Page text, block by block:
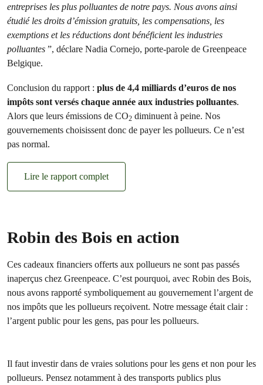
entreprises les plus polluantes de notre pays. Nous avons ainsi
étudié les droits d’émission gratuits, les compensations, les
exemptions et les réductions dont bénéficient les industries
polluantes ”, déclare Nadia Cornejo, porte-parole de Greenpeace
Belgique.
Conclusion du rapport : plus de 4,4 milliards d’euros de nos
impôts sont versés chaque année aux industries polluantes.
Alors que leurs émissions de CO2 diminuent à peine. Nos
gouvernements choisissent donc de payer les pollueurs. Ce n’est
pas normal.
Lire le rapport complet
Robin des Bois en action
Ces cadeaux financiers offerts aux pollueurs ne sont pas passés
inaperçus chez Greenpeace. C’est pourquoi, avec Robin des Bois,
nous avons rapporté symboliquement au gouvernement l’argent de
nos impôts que les pollueurs reçoivent. Notre message était clair :
l’argent public pour les gens, pas pour les pollueurs.
Il faut investir dans de vraies solutions pour les gens et non pour les
pollueurs. Pensez notamment à des transports publics plus